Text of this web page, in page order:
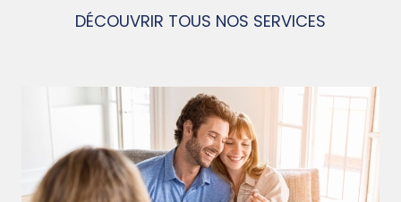
DÉCOUVRIR TOUS NOS SERVICES